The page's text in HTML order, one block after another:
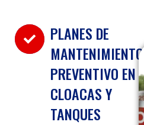
PLANES DE
MANTENIMIENTO
PREVENTIVO EN
CLOACAS Y
TANQUES